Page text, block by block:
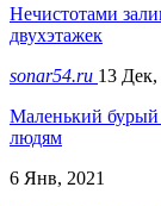
Нечистотами
двухэтажек
sonar54.ru 13 Дек,
Маленький бурый
людям
6 Янв, 2021